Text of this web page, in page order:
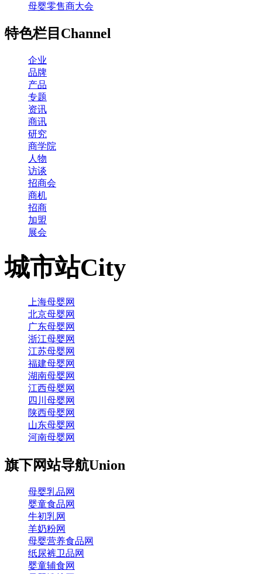
母婴零售商大会
特色栏目 Channel
企业
品牌
产品
专题
资讯
商讯
研究
商学院
人物
访谈
招商会
商机
招商
加盟
展会
城市站City
上海母婴网
北京母婴网
广东母婴网
浙江母婴网
江苏母婴网
福建母婴网
湖南母婴网
江西母婴网
四川母婴网
陕西母婴网
山东母婴网
河南母婴网
旗下网站导航Union
母婴乳品网
婴童食品网
牛初乳网
羊奶粉网
母婴营养食品网
纸尿裤卫品网
婴童辅食网